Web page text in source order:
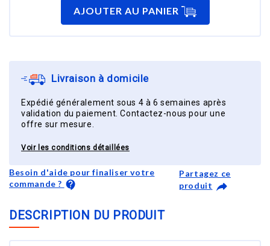
AJOUTER AU PANIER
Livraison à domicile
Expédié généralement sous 4 à 6 semaines après
validation du paiement. Contactez-nous pour une
offre sur mesure.
Voir les conditions détaillées
Besoin d'aide pour finaliser votre
commande ?
Partagez ce
produit
DESCRIPTION DU PRODUIT